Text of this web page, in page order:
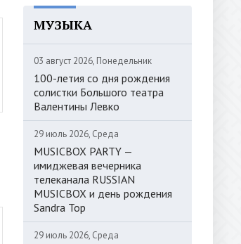
МУЗЫКА
03 август 2026, Понедельник
100-летия со дня рождения
солистки Большого театра
Валентины Левко
29 июль 2026, Среда
MUSICBOX PARTY —
имиджевая вечерника
телеканала RUSSIAN
MUSICBOX и день рождения
Sandra Top
29 июль 2026, Среда